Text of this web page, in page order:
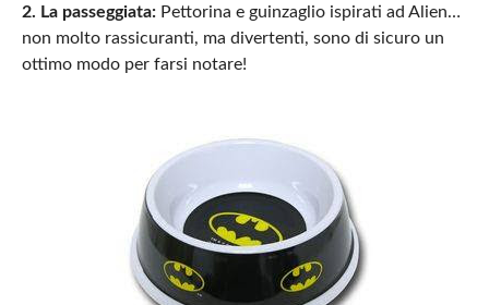
2. La passeggiata:Pettorina e guinzaglio ispirati ad Alien…
non molto rassicuranti, ma divertenti, sono di sicuro un
ottimo modo per farsi notare!